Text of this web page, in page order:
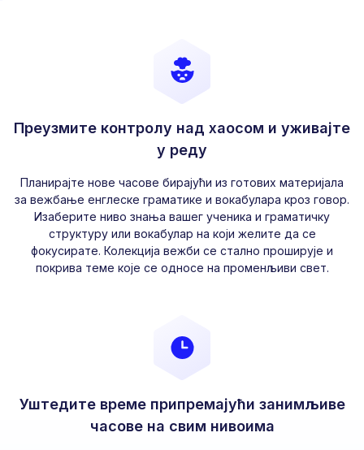
Преузмите контролу над хаосом и уживајте
у реду
Планирајте нове часове бирајући из готових материјала
за вежбање енглеске граматике и вокабулара кроз говор.
Изаберите ниво знања вашег ученика и граматичку
структуру или вокабулар на који желите да се
фокусирате. Колекција вежби се стално проширује и
покрива теме које се односе на променљиви свет.
Уштедите време припремајући занимљиве
часове на свим нивоима